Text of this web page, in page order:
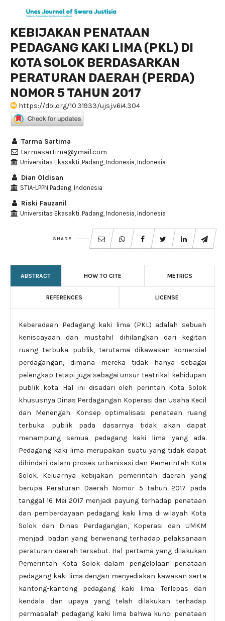
KEBIJAKAN PENATAAN
PEDAGANG KAKI LIMA (PKL) DI
KOTA SOLOK BERDASARKAN
PERATURAN DAERAH (PERDA)
NOMOR 5 TAHUN 2017
https://doi.org/10.31933/ujsj.v6i4.304
Tarma Sartima
tarmasartima@ymail.com
Universitas Ekasakti, Padang, Indonesia, Indonesia
Dian Oldisan
STIA-LPPN Padang, Indonesia
Riski Fauzanil
Universitas Ekasakti, Padang, Indonesia, Indonesia
SHARE
ABSTRACT HOW TO CITE METRICS
REFERENCES LICENSE
Keberadaan Pedagang kaki lima (PKL) adalah sebuah
keniscayaan dan mustahil dihilangkan dari kegitan
ruang terbuka publik, terutama dikawasan komersial
perdagangan, dimana mereka tidak hanya sebagai
pelengkap tetapi juga sebagai unsur teatrikal kehidupan
publik kota. Hal ini disadari oleh perintah Kota Solok
khususnya Dinas Perdagangan Koperasi dan Usaha Kecil
dan Menengah. Konsep optimalisasi penataan ruang
terbuka publik pada dasarnya tidak akan dapat
menampung semua pedagang kaki lima yang ada.
Pedagang kaki lima merupakan suatu yang tidak dapat
dihindari dalam proses urbanisasi dan Pemerintah Kota
Solok. Keluarnya kebijakan pemerintah daerah yang
berupa Peraturan Daerah Nomor 5 tahun 2017 pada
tanggal 16 Mei 2017 menjadi payung terhadap penataan
dan pemberdayaan pedagang kaki lima di wilayah Kota
Solok dan Dinas Perdagangan, Koperasi dan UMKM
menjadi badan yang berwenang terhadap pelaksanaan
peraturan daerah tersebut. Hal pertama yang dilakukan
Pemerintah Kota Solok dalam pengelolaan penataan
pedagang kaki lima dengan menyediakan kawasan serta
kantong-kantong pedagang kaki lima. Terlepas dari
kendala dan upaya yang telah dilakukan terhadap
permasalah pedagang kaki lima bahwa kunci penataan